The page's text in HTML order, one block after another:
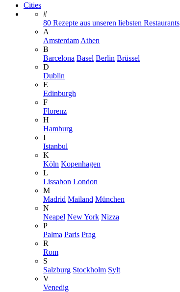
Cities
#
80 Rezepte aus unseren liebsten Restaurants
A
Amsterdam Athen
B
Barcelona Basel Berlin Brüssel
D
Dublin
E
Edinburgh
F
Florenz
H
Hamburg
I
Istanbul
K
Köln Kopenhagen
L
Lissabon London
M
Madrid Mailand München
N
Neapel New York Nizza
P
Palma Paris Prag
R
Rom
S
Salzburg Stockholm Sylt
V
Venedig